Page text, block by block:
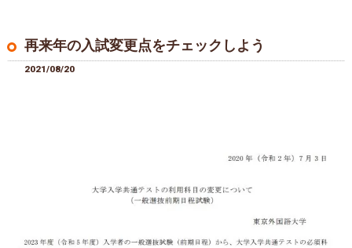
再来年の入試変更点をチェックしよう
2021/08/20